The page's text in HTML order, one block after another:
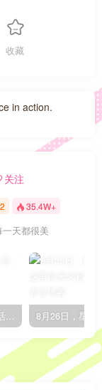
收藏
in action.
关注
2 35.4W+
天都很美
青涩码支付（新年活动）